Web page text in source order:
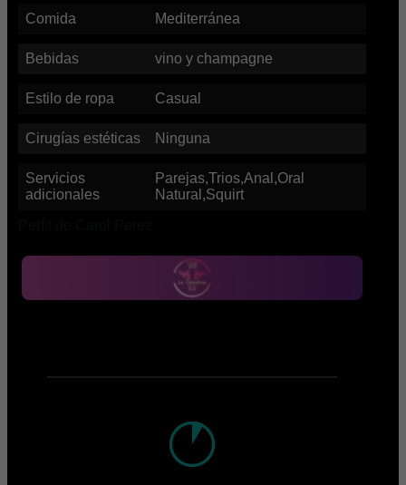
Comida Mediterránea
Bebidas vino y champagne
Estilo de ropa Casual
Cirugías estéticas Ninguna
Servicios
adicionales
Parejas,Trios,Anal,Oral
Natural,Squirt